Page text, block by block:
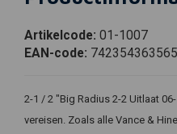
Artikelcode: 01-1007
EAN-code:
2-1 / 2 "Big Radius 2-2 Uitlaat
vereisen. Zoals alle Vance &